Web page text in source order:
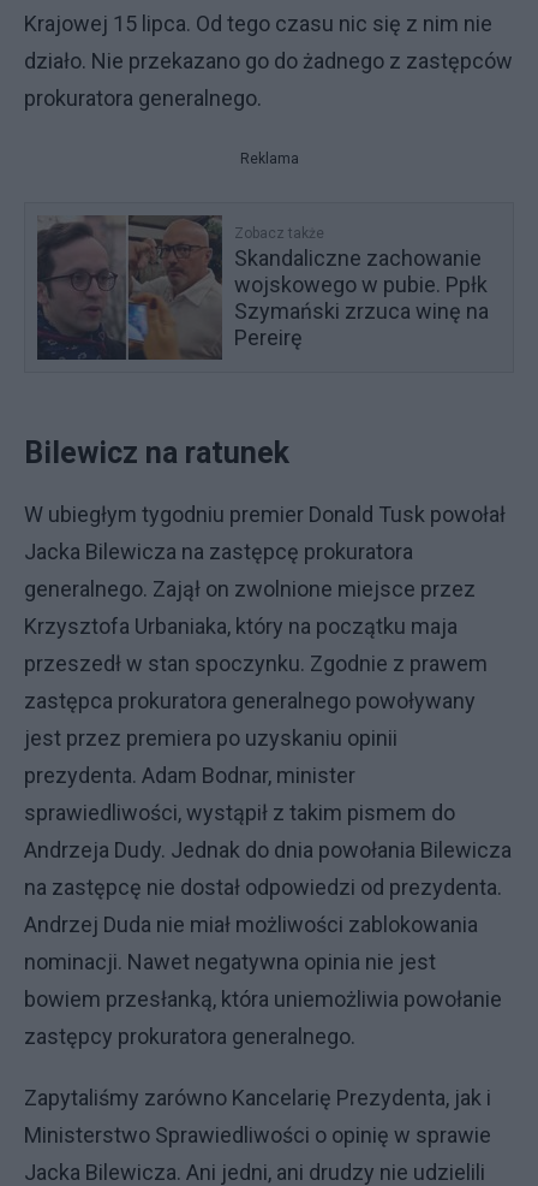
Krajowej 15 lipca. Od tego czasu nic się z nim nie
działo. Nie przekazano go do żadnego z zastępców
prokuratora generalnego.
Reklama
Zobacz także
Skandaliczne zachowanie
wojskowego w pubie. Ppłk
Szymański zrzuca winę na
Pereirę
Bilewicz na ratunek
W ubiegłym tygodniu premier Donald Tusk powołał
Jacka Bilewicza na zastępcę prokuratora
generalnego. Zajął on zwolnione miejsce przez
Krzysztofa Urbaniaka, który na początku maja
przeszedł w stan spoczynku. Zgodnie z prawem
zastępca prokuratora generalnego powoływany
jest przez premiera po uzyskaniu opinii
prezydenta. Adam Bodnar, minister
sprawiedliwości, wystąpił z takim pismem do
Andrzeja Dudy. Jednak do dnia powołania Bilewicza
na zastępcę nie dostał odpowiedzi od prezydenta.
Andrzej Duda nie miał możliwości zablokowania
nominacji. Nawet negatywna opinia nie jest
bowiem przesłanką, która uniemożliwia powołanie
zastępcy prokuratora generalnego.
Zapytaliśmy zarówno Kancelarię Prezydenta, jak i
Ministerstwo Sprawiedliwości o opinię w sprawie
Jacka Bilewicza. Ani jedni, ani drudzy nie udzielili